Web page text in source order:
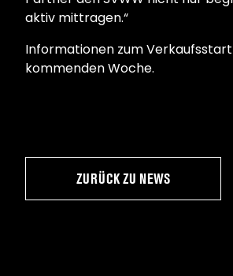
aktiv mittragen.“
Informationen zum
kommenden Woche.
ZURÜCK ZU NEWS